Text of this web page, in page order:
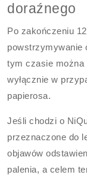
doraźnego
Po zakończeniu
powstrzymywanie
tym czasie można
wyłącznie w
papierosa.
Jeśli chodzi o
przeznaczone do
objawów
palenia, a celem